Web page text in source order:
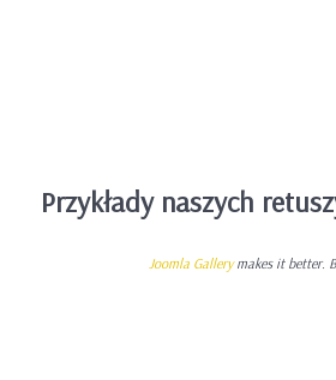
Przykłady naszych
Joomla Gallerymakes it better.